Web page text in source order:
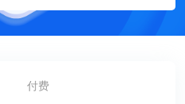
付费